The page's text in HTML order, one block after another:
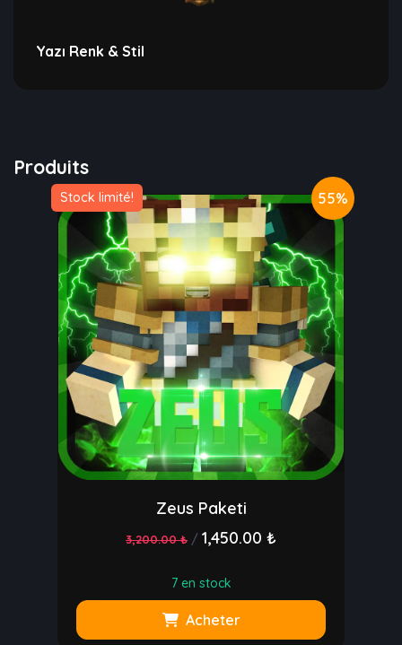
Yazı Renk & Stil
Produits
Stock limité! 55%
Zeus Paketi
3,200.00 ₺ / 1,450.00 ₺
7 en stock
Acheter